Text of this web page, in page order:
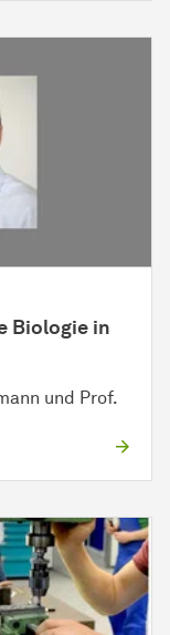
Biologie in
und Prof.